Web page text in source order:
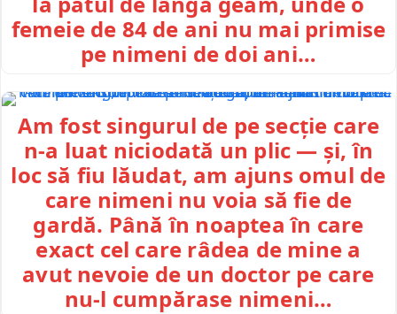
femeie de 84 de ani nu mai primise
pe nimeni de doi ani…
Am fost singurul de pe secție care
n-a luat niciodată un plic — și, în
loc să fiu lăudat, am ajuns omul de
care nimeni nu voia să fie de
gardă. Până în noaptea în care
exact cel care râdea de mine a
avut nevoie de un doctor pe care
nu-l cumpărase nimeni…